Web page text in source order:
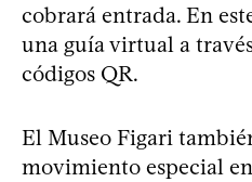
cobrará entrada. En
una guía virtual a
códigos QR.
El Museo Figari
movimiento especial